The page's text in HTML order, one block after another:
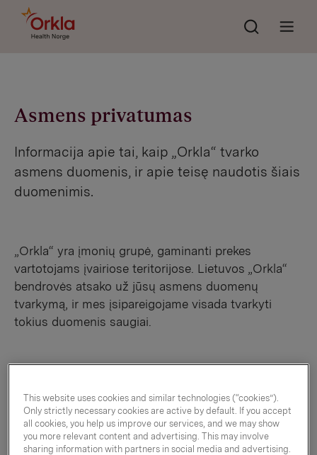
Go to frontpage
Søk
Asmens privatumas
Informacija apie tai, kaip „Orkla“ tvarko
asmens duomenis, ir apie teisę naudotis šiais
duomenimis.
„Orkla“ yra įmonių grupė, gaminanti prekes
vartotojams įvairiose teritorijose. Lietuvos „Orkla“
bendrovės atsako už jūsų asmens duomenų
tvarkymą, ir mes įsipareigojame visada tvarkyti
tokius duomenis saugiai.
tikslas
Tikslas, kuriuo mes naudojame asmeninius
This website uses cookies and similar technologies (“cookies”).
Only strictly necessary cookies are active by default. If you accept
all cookies, you help us improve our services, and we may show
you more relevant content and advertising. This may involve
sharing information with partners in social media and advertising.